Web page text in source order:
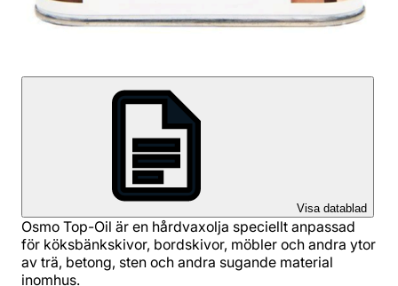
Visa datablad
Osmo Top-Oil är en hårdvaxolja speciellt anpassad
för köksbänkskivor, bordskivor, möbler och andra ytor
av trä, betong, sten och andra sugande material
inomhus.